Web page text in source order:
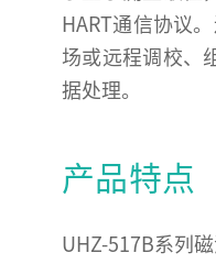
HART通信协议
场或远程调校、
据处理。
产品特点
UHZ-517B系列